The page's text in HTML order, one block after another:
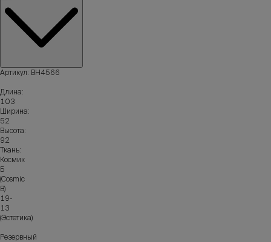
Артикул: ВН4566
Длина:
103
Ширина:
52
Высота:
92
Ткань:
Космик
Б
(Cosmic
B)
19-
13
(Эстетика)
Резервный